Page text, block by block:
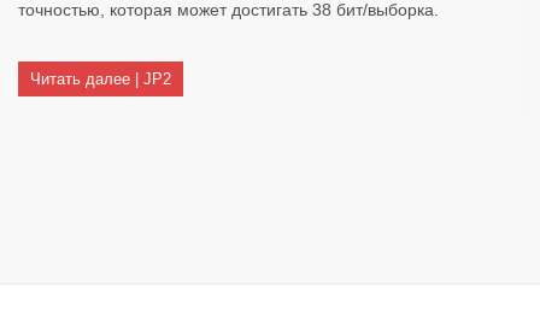
точностью, которая может достигать 38 бит/выборка.
Читать далее | JP2